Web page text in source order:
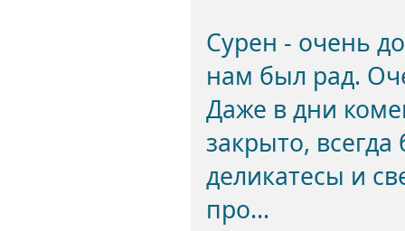
Сурен - очень
нам был рад.
Даже в дни
закрыто,
деликатесы и
про...